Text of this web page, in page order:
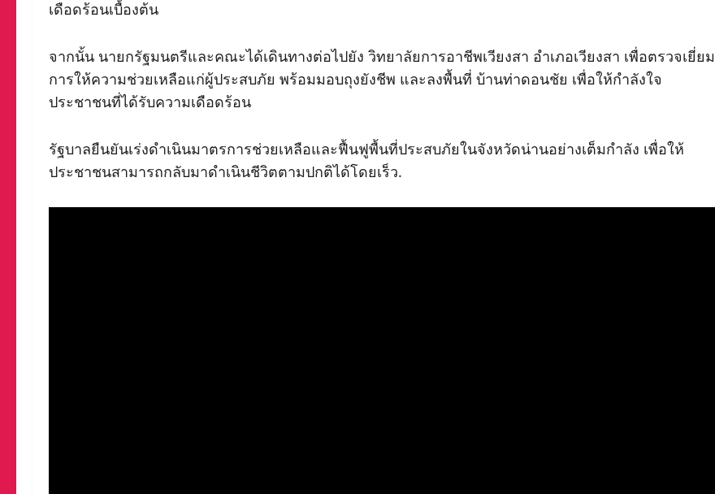
เดือดร้อนเบื้องต้น
จากนั้น นายกรัฐมนตรีและคณะได้เดินทางต่อไปยัง วิทยาลัยการอาชีพเวียงสา อำเภอเวียงสา เพื่อตรวจเยี่ยม
การให้ความช่วยเหลือแก่ผู้ประสบภัย พร้อมมอบถุงยังชีพ และลงพื้นที่ บ้านท่าดอนชัย เพื่อให้กำลังใจ
ประชาชนที่ได้รับความเดือดร้อน
รัฐบาลยืนยันเร่งดำเนินมาตรการช่วยเหลือและฟื้นฟูพื้นที่ประสบภัยในจังหวัดน่านอย่างเต็มกำลัง เพื่อให้
ประชาชนสามารถกลับมาดำเนินชีวิตตามปกติได้โดยเร็ว.